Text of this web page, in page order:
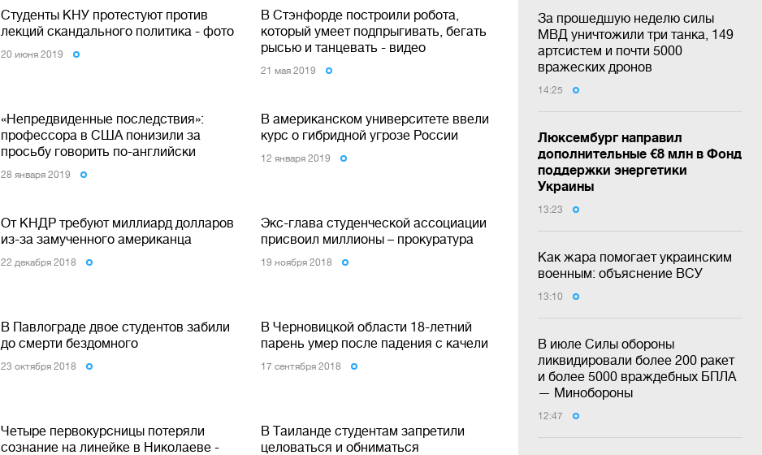
За прошедшую неделю силы
МВД уничтожили три танка, 149
артсистем и почти 5000
вражеских дронов
14:25
Люксембург направил
дополнительные €8 млн в Фонд
поддержки энергетики
Украины
13:23
Как жара помогает украинским
военным: объяснение ВСУ
13:10
В июле Силы обороны
ликвидировали более 200 ракет
и более 5000 враждебных БПЛА
— Минобороны
12:47
Студенты КНУ протестуют против
лекций скандального политика - фото
20 июня 2019
В Стэнфорде построили робота,
который умеет подпрыгивать, бегать
рысью и танцевать - видео
21 мая 2019
«Непредвиденные последствия»:
профессора в США понизили за
просьбу говорить по-английски
28 января 2019
В американском университете ввели
курс о гибридной угрозе России
12 января 2019
От КНДР требуют миллиард долларов
из-за замученного американца
22 декабря 2018
Экс-глава студенческой ассоциации
присвоил миллионы – прокуратура
19 ноября 2018
В Павлограде двое студентов забили
до смерти бездомного
23 октября 2018
В Черновицкой области 18-летний
парень умер после падения с качели
17 сентября 2018
Четыре первокурсницы потеряли
сознание на линейке в Николаеве -
В Таиланде студентам запретили
целоваться и обниматься